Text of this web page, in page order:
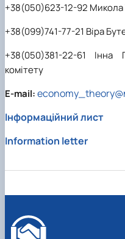
+38(050)623-12-92 Микола
+38(099)741-77-21 Віра
+38(050)381-22-61 Інна
комітету
E-mail:
Інформаційний лист
Information letter